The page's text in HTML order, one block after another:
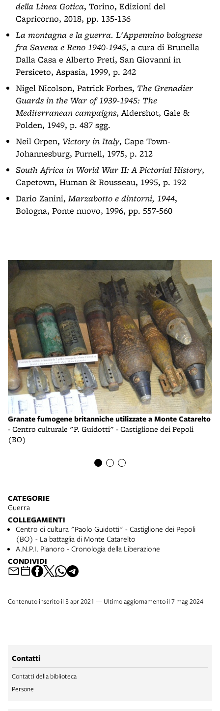
della Linea Gotica, Torino, Edizioni del
Capricorno, 2018, pp. 135-136
La montagna e la guerra. L'Appennino bolognese
fra Savena e Reno 1940-1945, a cura di Brunella
Dalla Casa e Alberto Preti, San Giovanni in
Persiceto, Aspasia, 1999, p. 242
Nigel Nicolson, Patrick Forbes, The Grenadier
Guards in the War of 1939-1945: The
Mediterranean campaigns, Aldershot, Gale &
Polden, 1949, p. 487 sgg.
Neil Orpen, Victory in Italy, Cape Town-
Johannesburg, Purnell, 1975, p. 212
South Africa in World War II: A Pictorial History,
Capetown, Human & Rousseau, 1995, p. 192
Dario Zanini, Marzabotto e dintorni, 1944,
Bologna, Ponte nuovo, 1996, pp. 557-560
Granate fumogene britanniche utilizzate a Monte Catarelto
- Centro culturale "P. Guidotti" - Castiglione dei Pepoli
(BO)
CATEGORIE
Guerra
COLLEGAMENTI
Centro di cultura "Paolo Guidotti" - Castiglione dei Pepoli
(BO) - La battaglia di Monte Catarelto
A.N.P.I. Pianoro - Cronologia della Liberazione
CONDIVIDI
Contenuto inserito il 3 apr 2021 — Ultimo aggiornamento il 7 mag 2024
Contatti
Contatti della biblioteca
Persone